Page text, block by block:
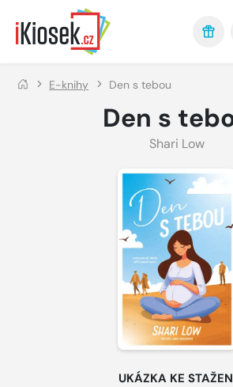
Přejít na hlavní obsah
E-knihy Den s tebou
Den s
Shari Low
UKÁZKA KE